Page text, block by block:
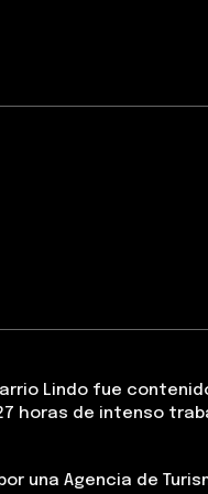
Lindo fue
horas de intenso
una Agencia de